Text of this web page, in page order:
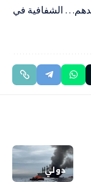
الشفافية في
دولي